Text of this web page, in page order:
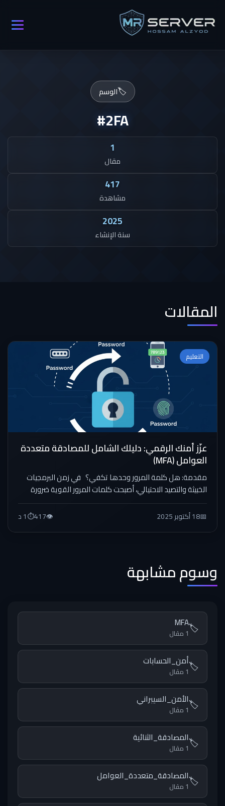
🏷️الوسم
#2FA
1
مقال
417
مشاهدة
2025
سنة الإنشاء
المقالات
التعليم
عزّز أمنك الرقمي: دليلك الشامل للمصادقة متعددة
العوامل (MFA)
مقدمة: هل كلمة المرور وحدها تكفي؟ في زمن البرمجيات
الخبيثة والتصيد الاحتيالي، أصبحت كلمات المرور القوية ضرورة
قصوى....
📅18 أكتوبر 2025 👁️
417
⏱️1 د
وسوم مشابهة
🏷️
MFA
1 مقال
🏷️أمن_الحسابات
1 مقال
🏷️الأمن_السيبراني
1 مقال
🏷️المصادقة_الثنائية
1 مقال
🏷️المصادقة_متعددة_العوامل
1 مقال